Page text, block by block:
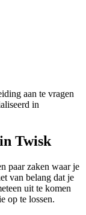
aan te vragen
in
Twisk
paar zaken waar je
van belang dat je
uit te komen
op te lossen.